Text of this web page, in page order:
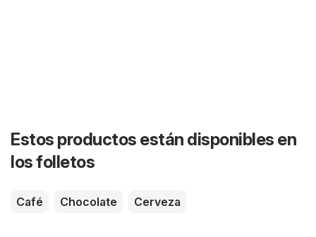
Estos productos están disponibles en
los folletos
Café Chocolate Cerveza